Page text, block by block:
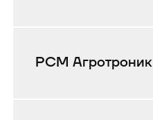
РСМ Агротроник